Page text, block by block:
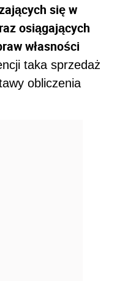
się w
osiągających
własności
taka sprzedaż
obliczenia